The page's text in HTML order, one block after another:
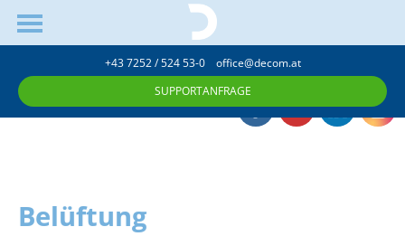
+43 7252 / 524 53-0 office@decom.at
SUPPORTANFRAGE
Belüftung